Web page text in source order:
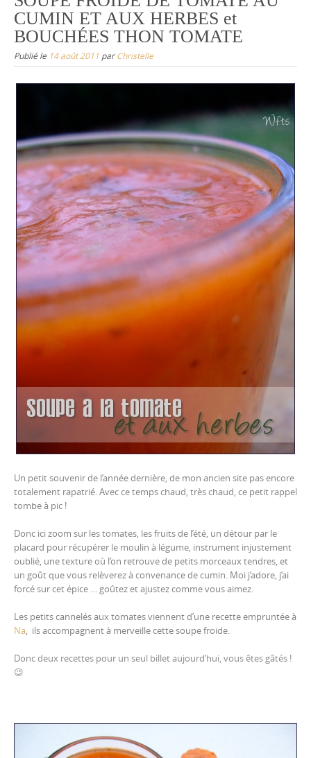
CUMIN ET AUX HERBES et
BOUCHÉES THON TOMATE
Publié le 14 août 2011 parChristelle
Un petit souvenir de l’année dernière, de mon ancien site pas encore
totalement rapatrié. Avec ce temps chaud, très chaud, ce petit rappel
tombe à pic !
Donc ici zoom sur les tomates, les fruits de l’été, un détour par le
placard pour récupérer le moulin à légume, instrument injustement
oublié, une texture où l’on retrouve de petits morceaux tendres, et
un goût que vous relèverez à convenance de cumin. Moi j’adore, j’ai
forcé sur cet épice … goûtez et ajustez comme vous aimez.
Les petits cannelés aux tomates viennent d’une recette empruntée à
Na, ils accompagnent à merveille cette soupe froide.
Donc deux recettes pour un seul billet aujourd’hui, vous êtes gâtés !
😉